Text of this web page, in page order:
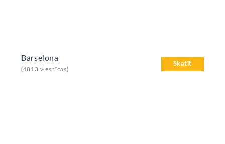
Skatīt
Barselona
(4813 viesnīcas)